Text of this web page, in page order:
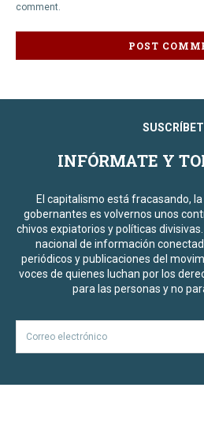
comment.
INFÓRMATE Y
El capitalismo está fracasando,
gobernantes es volvernos unos
chivos expiatorios y políticas
nacional de información
periódicos y publicaciones del
voces de quienes luchan por los
para las personas y no